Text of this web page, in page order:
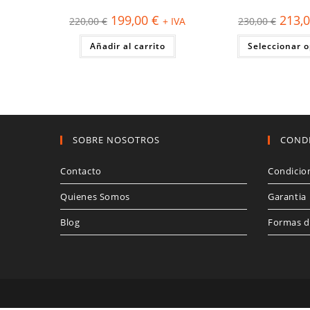
220,00€ El
precio
original
era:
220,00 €.
199,00 € El
precio
actual
es:
199,00 €.
+ IVA
Añadir al carrito
230,00€ El
precio
era:
Seleccionar
SOBRE NOSOTROS
Contacto
Quienes Somos
Blog
Garantia
Formas